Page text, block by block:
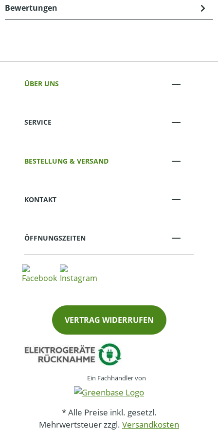
Bewertungen
ÜBER UNS
SERVICE
BESTELLUNG & VERSAND
KONTAKT
ÖFFNUNGSZEITEN
VERTRAG WIDERRUFEN
Ein Fachhändler von
* Alle Preise inkl. gesetzl.
Mehrwertsteuer zzgl. Versandkosten